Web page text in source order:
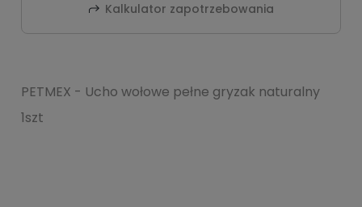
Kalkulator zapotrzebowania
PETMEX - Ucho wołowe pełne gryzak naturalny
1szt